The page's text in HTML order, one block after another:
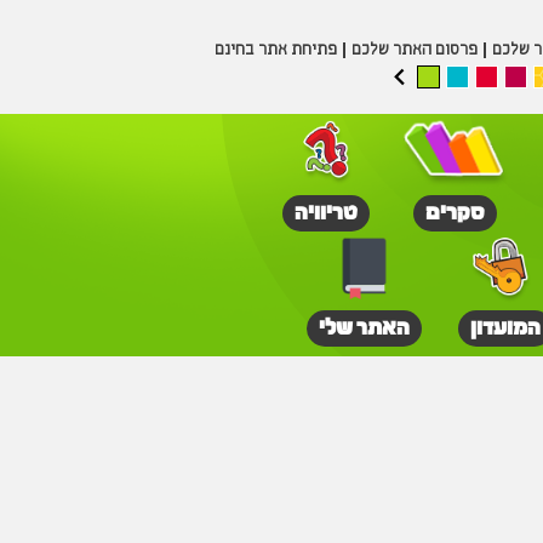
שלכם פרסום האתר שלכם פתיחת אתר בחינם
סקרים טריוויה
המועדון האתר שלי